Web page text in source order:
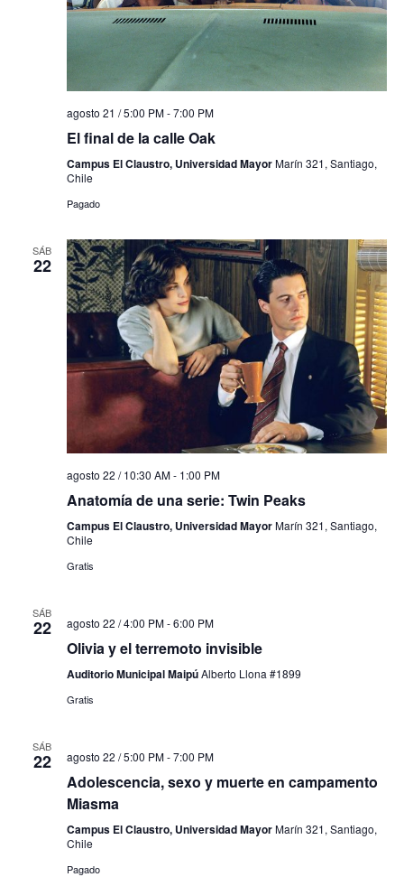
agosto 21 / 5:00 PM-7:00 PM
El final de la calle Oak
Campus El Claustro, Universidad MayorMarín 321, Santiago,
Chile
Pagado
SÁB
22
agosto 22 / 10:30 AM- 1:00 PM
Anatomía de una serie: Twin Peaks
Campus El Claustro, Universidad MayorMarín 321, Santiago,
Chile
Gratis
SÁB
22 agosto 22 / 4:00 PM-6:00 PM
Olivia y el terremoto invisible
Auditorio Municipal MaipúAlberto Llona #1899
Gratis
SÁB
22 agosto 22 / 5:00 PM-7:00 PM
Adolescencia, sexo y muerte en campamento
Miasma
Campus El Claustro, Universidad MayorMarín 321, Santiago,
Chile
Pagado